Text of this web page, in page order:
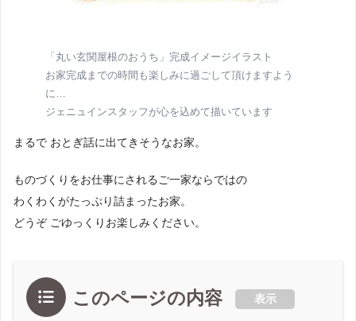
「丸い玄関屋根のおうち」完成イメージイラスト
お家完成までの時間も楽しみに過ごして頂けますよう
に…
ジェニュインスタッフが心を込めて描いています
まるで おとぎ話に出てきそうなお家。
ものづくりをお仕事にされるご一家ならではの
わくわくがたっぷり詰まったお家。
どうぞ ごゆっくりお楽しみください。
このページの内容 表示